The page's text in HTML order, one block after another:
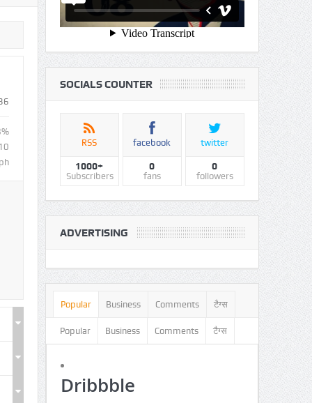
SOCIALS COUNTER
RSS
1000+
Subscribers
facebook
0
fans
twitter
0
followers
ADVERTISING
Popular Business Comments टैग्स
Popular Business Comments टैग्स
Dribbble